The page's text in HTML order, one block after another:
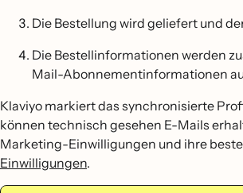
Die Bestellung wird geliefert und
Die Bestellinformationen werden
Mail-Abonnementinformationen
Klaviyo markiert das synchronisierte
können technisch gesehen E-Mails
Marketing-Einwilligungen und ihre
Einwilligungen.